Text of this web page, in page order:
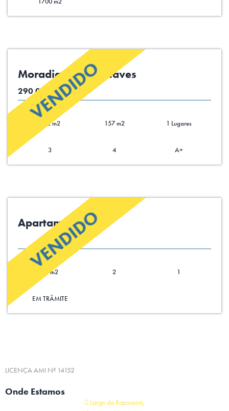
VENDIDO
Moradia V3 em Chaves
290 000.00 €
712 m2 157 m2 1 Lugares
3 4 A+
VENDIDO
Apartamento T2
93 m2 2 1
EM TRÂMITE
LICENÇA AMI Nº 14152
Onde Estamos
Largo da Raposeira,